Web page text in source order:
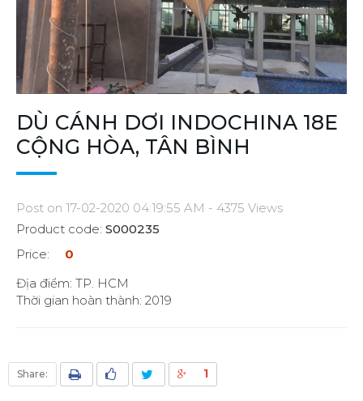
DÙ CÁNH DƠI INDOCHINA 18E
CỘNG HÒA, TÂN BÌNH
Post on 17-02-2020 04:19:55 AM - 4375 Views
Product code: S000235
Price:
0
Địa điểm: TP. HCM
Thời gian hoàn thành: 2019
Share: 1